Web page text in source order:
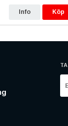
Info Köp